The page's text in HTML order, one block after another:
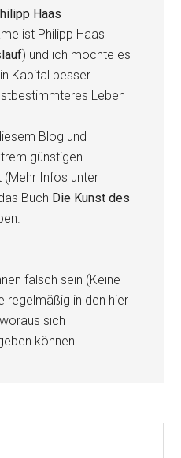
Haas
ist Philipp Haas
) und ich möchte es
Kapital besser
Leben
Blog und
günstigen
Infos unter
Buch Die Kunst des
falsch sein (Keine
regelmäßig in den hier
sich
können!